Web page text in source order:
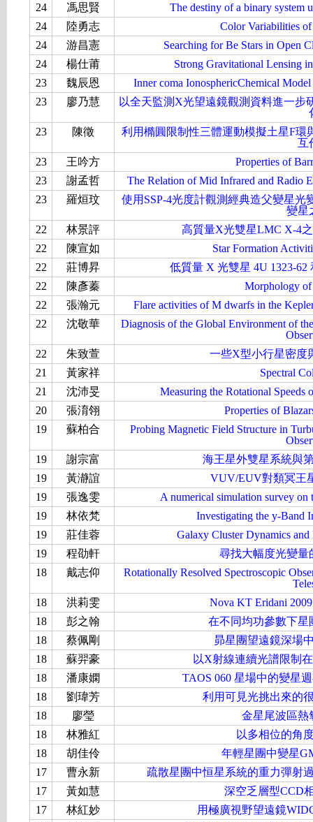
24 馮思賢
The destiny of a binary system
24
陸勇志
Color Variabilities
24
游昌憲
Searching for Be Stars in Open
24
楊仕莆
Strong Gravitational Lensing
23
魏辰恩
Inner coma IonosphericChemical
23
廖乃慧
以全天監測X光望遠鏡觀測資料進一
23
陳徵
利用橢圓限制性三體運動模擬土星F
互
23
王吟方
Properties of
23
謝孟哲
The Relation of Mid Infrared and Radio
23
羅烜玟
使用SSP-4光度計觀測經典造父變星
變星
22
林景評
高質量X光雙星LMC X-4
22
陳宣如
Star Formation
22
莊博昇
低質量 X 光雙星 4U 1323-62
22
陳彥蓁
Morphology of
22
張瀚元
Flare activities of M dwarfs in the
22
沈敬華
Diagnosis of the Global Environment of
22
朱致萱
一些X型小行星密度
21
黃家祥
Spectral
21
沈沛旻
Measuring the Rotational Speeds
20
張淯翎
Properties of
19
蘇柏合
Probing Magnetic Field Structure in
19
謝宗富
海王星外雙星系統與
19
黃瀞誼
VUV/EUV對類冥王
19
張逸雯
A numerical simulation survey
19
林依梵
Investigating the y-Band
19
莊佳蓉
Galaxy Cluster Dynamics
19
程劭軒
尋找大幅度光變量
18
戴志仰
Rotationally Resolved Spectroscopic
18
洪莉雯
Nova KT Eridani
18
彭之翰
在不同均功參數下星
18
蔡佩剛
昴星團望遠鏡深場
18
蘇羿豪
以X射線連續光譜限制
18
潘康嫻
TAOS 060 星場中的變星
18
劉瑋芳
利用可見光挑出來的
18
廖瑩
金星尾波區熱
18
林雅紅
以多相位的角
18
胡佳伶
年輕星團中變星
17
曹永新
疏散星團中恒星系統的重力彈射
17
黃如慧
深空乏層型CCD
17
林紅妙
用極廣視野望遠鏡